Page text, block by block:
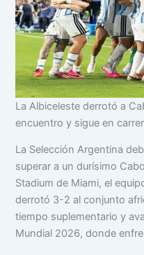
La Albiceleste derrotó a
encuentro y sigue en
La Selección Argentina
superar a un durísimo
Stadium de Miami, el
derrotó 3-2 al conjunto
tiempo suplementario y
Mundial 2026, donde